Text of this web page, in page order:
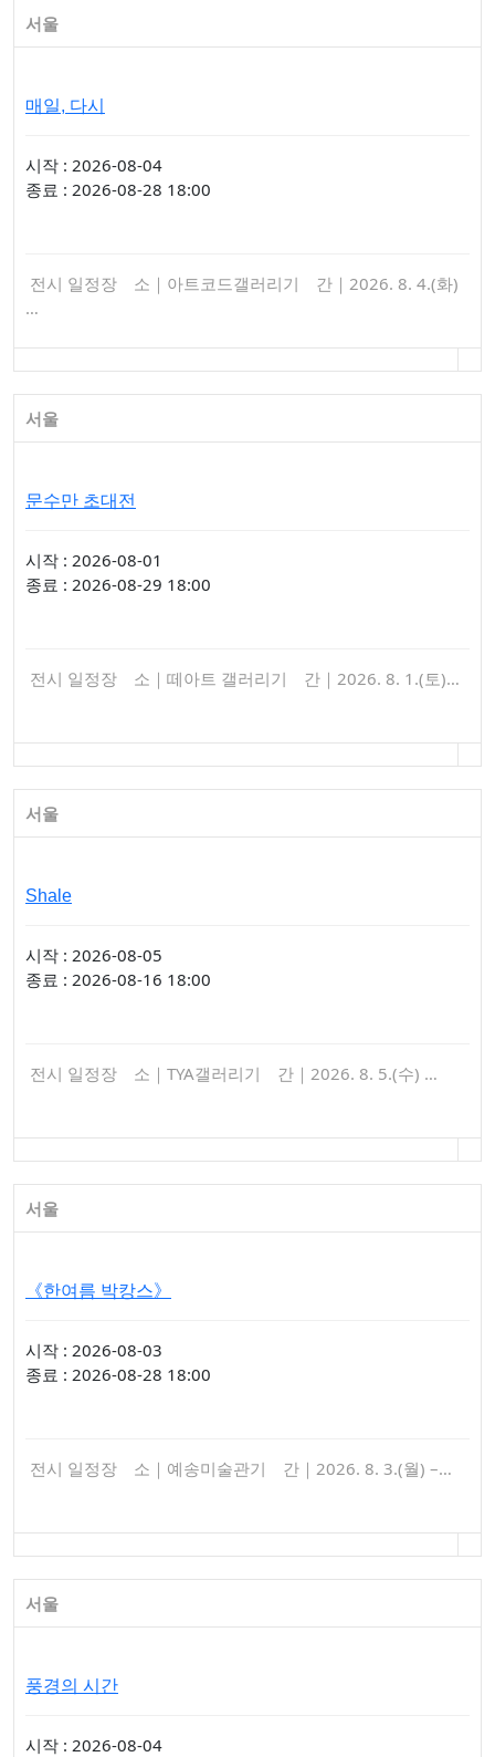
서울
매일, 다시
시작 : 2026-08-04
종료 : 2026-08-28 18:00
전시 일정장 소｜아트코드갤러리기 간｜2026. 8. 4.(화)
…
서울
문수만 초대전
시작 : 2026-08-01
종료 : 2026-08-29 18:00
전시 일정장 소｜떼아트 갤러리기 간｜2026. 8. 1.(토)…
서울
Shale
시작 : 2026-08-05
종료 : 2026-08-16 18:00
전시 일정장 소｜TYA갤러리기 간｜2026. 8. 5.(수) …
서울
《한여름 박캉스》
시작 : 2026-08-03
종료 : 2026-08-28 18:00
전시 일정장 소｜예송미술관기 간｜2026. 8. 3.(월) –…
서울
풍경의 시간
시작 : 2026-08-04